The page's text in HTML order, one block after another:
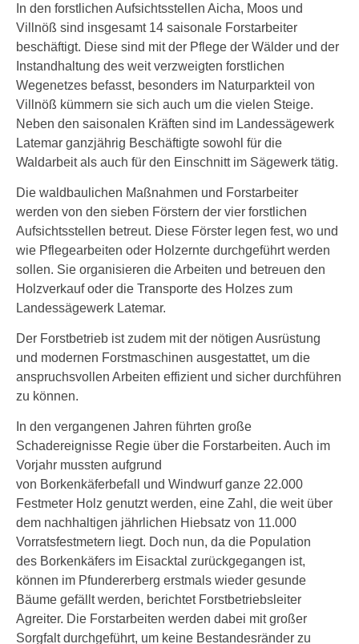
In den forstlichen Aufsichtsstellen Aicha, Moos und
Villnöß sind insgesamt 14 saisonale Forstarbeiter
beschäftigt. Diese sind mit der Pflege der Wälder und der
Instandhaltung des weit verzweigten forstlichen
Wegenetzes befasst, besonders im Naturparkteil von
Villnöß kümmern sie sich auch um die vielen Steige.
Neben den saisonalen Kräften sind im Landessägewerk
Latemar ganzjährig Beschäftigte sowohl für die
Waldarbeit als auch für den Einschnitt im Sägewerk tätig.
Die waldbaulichen Maßnahmen und Forstarbeiter
werden von den sieben Förstern der vier forstlichen
Aufsichtsstellen betreut. Diese Förster legen fest, wo und
wie Pflegearbeiten oder Holzernte durchgeführt werden
sollen. Sie organisieren die Arbeiten und betreuen den
Holzverkauf oder die Transporte des Holzes zum
Landessägewerk Latemar.
Der Forstbetrieb ist zudem mit der nötigen Ausrüstung
und modernen Forstmaschinen ausgestattet, um die
anspruchsvollen Arbeiten effizient und sicher durchführen
zu können.
In den vergangenen Jahren führten große
Schadereignisse Regie über die Forstarbeiten. Auch im
Vorjahr mussten aufgrund
von Borkenkäferbefall und Windwurf ganze 22.000
Festmeter Holz genutzt werden, eine Zahl, die weit über
dem nachhaltigen jährlichen Hiebsatz von 11.000
Vorratsfestmetern liegt. Doch nun, da die Population
des Borkenkäfers im Eisacktal zurückgegangen ist,
können im Pfundererberg erstmals wieder gesunde
Bäume gefällt werden, berichtet Forstbetriebsleiter
Agreiter. Die Forstarbeiten werden dabei mit großer
Sorgfalt durchgeführt, um keine Bestandesränder zu